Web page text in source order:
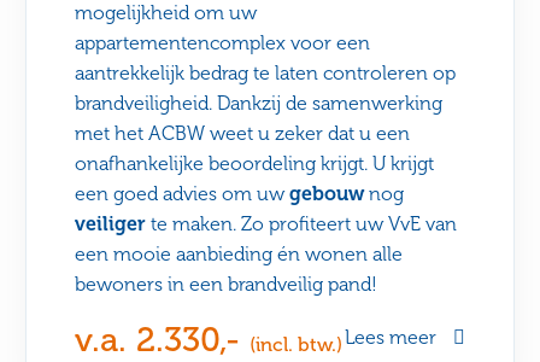
mogelijkheid om uw
appartementencomplex voor een
aantrekkelijk bedrag te laten controleren op
brandveiligheid. Dankzij de samenwerking
met het ACBW weet u zeker dat u een
onafhankelijke beoordeling krijgt. U krijgt
een goed advies om uwgebouwnog
veiliger te maken. Zo profiteert uw VvE van
een mooie aanbieding én wonen alle
bewoners in een brandveilig pand!
v.a. 2.330,- (incl. btw.)Lees meer